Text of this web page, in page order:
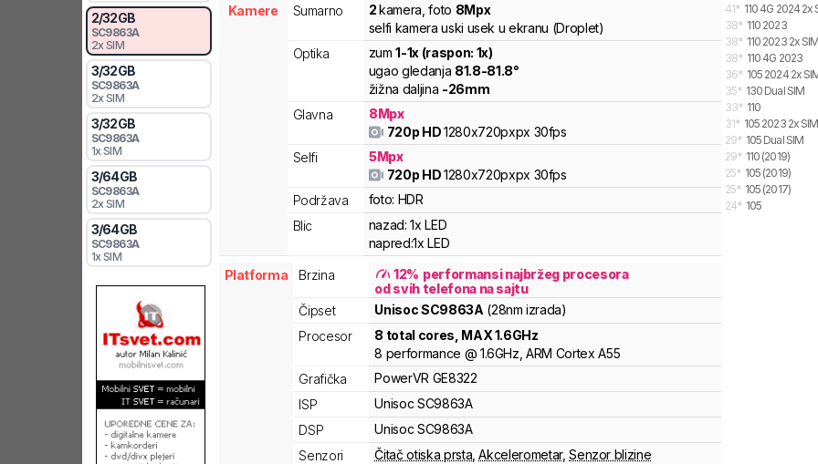
2/32GB
SC9863A
2x SIM
3/32GB
SC9863A
2x SIM
3/32GB
SC9863A
1x SIM
3/64GB
SC9863A
2x SIM
3/64GB
SC9863A
1x SIM
Kamere Sumarno 2kamera foto 8Mpx
selfi kamera uski usek u ekranu (Droplet)
Optika
zum1-1x (raspon: 1x)
ugao gledanja 81.8-81.8°
žižna daljina -26mm
Glavna
8Mpx
720p HD1280x720pxpx 30fps
Selfi
5Mpx
720p HD1280x720pxpx 30fps
Podržava
foto: HDR
Blic
nazad: 1x LED
napred:1x LED
Platforma Brzina 12% performansi najbržeg procesora
od svih telefona na sajtu
Čipset
UnisocSC9863A (28nm izrada)
Procesor
8 total cores , MAX1.6GHz
8 performance @ 1.6GHz,ARM Cortex A55
Grafička
PowerVR GE8322
ISP
Unisoc SC9863A
DSP
Unisoc SC9863A
Senzori
Čitač otiska prsta ,Akcelerometar,Senzor blizine
41* 110 4G 2024 2x
38* 110 2023
38* 110 2023 2x SIM
38* 110 4G 2023
36* 105 2024 2x
35* 130 Dual SIM
33* 110
31* 105 2023 2x SIM
29* 105 Dual SIM
29* 110 (2019)
25* 105 (2019)
25* 105 (2017)
24* 105